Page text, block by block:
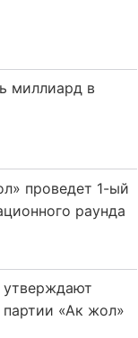
миллиард в
проведет 1-ый
раунда
партии «Ак жол»